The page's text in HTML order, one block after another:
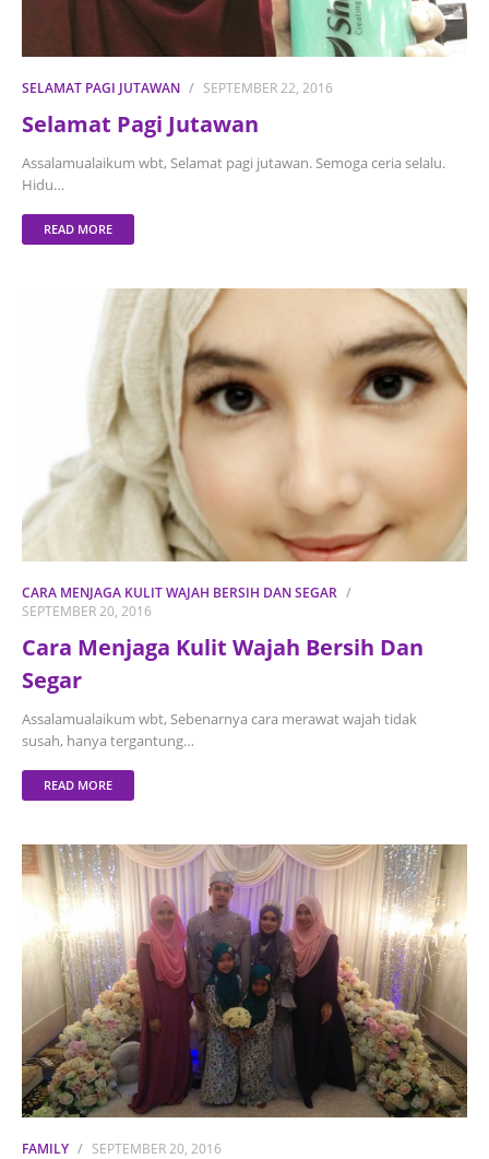
SELAMAT PAGI JUTAWAN SEPTEMBER 22, 2016
Selamat Pagi Jutawan
Assalamualaikum wbt, Selamat pagi jutawan. Semoga ceria selalu.
Hidu…
READ MORE
CARA MENJAGA KULIT WAJAH BERSIH DAN SEGAR
SEPTEMBER 20, 2016
Cara Menjaga Kulit Wajah Bersih Dan
Segar
Assalamualaikum wbt, Sebenarnya cara merawat wajah tidak
susah, hanya tergantung…
READ MORE
FAMILY SEPTEMBER 20, 2016